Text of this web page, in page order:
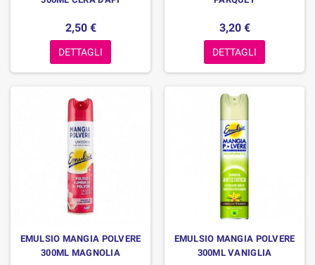
2,50 €
DETTAGLI
3,20 €
DETTAGLI
EMULSIO MANGIA POLVERE
300ML MAGNOLIA
EMULSIO MANGIA POLVERE
300ML VANIGLIA